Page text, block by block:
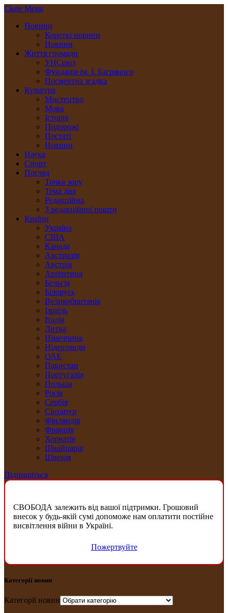
Close Menu
Новини
Короткі новини
Новини
Життя громади
УНСоюз
Фундація ім. І. Багряного
Посмертна згадка
Культура
Мистецтво
Мова
Історія
Подорожі
Постаті
Новини
Наука
Спорт
Погляд
Точка зору
Тема дня
Редакційна
З редакційної пошти
Країни
Україна
США
Канада
Австралія
Австрія
Арґентина
Бельгія
Білорусь
Великобританія
Ізраїль
Італія
Литва
Німеччина
Нідерлянди
ОАЕ
Пакистан
Португалія
Польща
Росія
Сербія
Сінґапур
Фінляндія
Франція
Хорватія
Швайцарія
Швеція
Підпишіться
СВОБОДА залежить від вашої підтримки. Грошовий
внесок у будь-якій сумі допоможе нам оплатити постійне
висвітлення війни в Україні.
Пожертвуйте
Категорії новин
Категорії новин